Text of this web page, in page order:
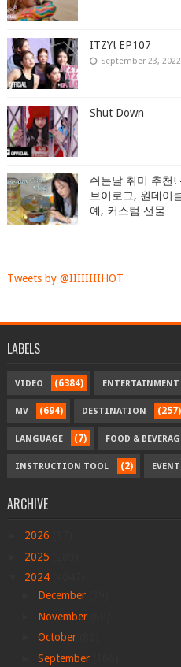
ITZY! EP107
September 23, 2022
Shut Down
쉬는날 취미 추천!
브이로그, 원데이
예, 커스텀 선물
Tweets by @IIIIIIIIHOT
LABELS
VIDEO (6384) ENTERTAINMENT
MV (694) DESTINATION (257)
LANGUAGE (7) FOOD &
INSTRUCTION TOOL (2) EVENT
ARCHIVE
2026
2025
2024
December
November
October
September